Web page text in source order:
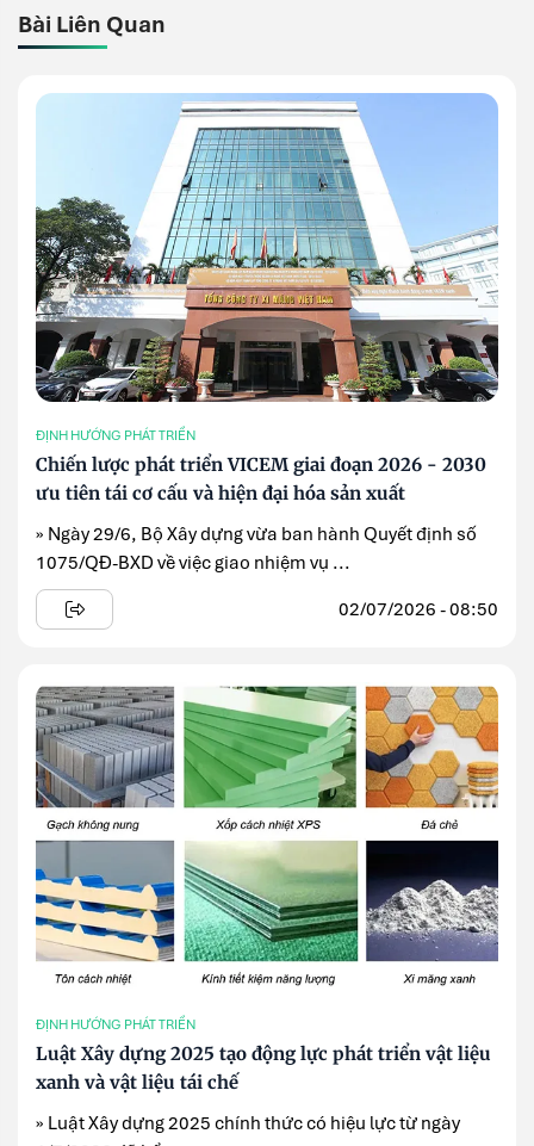
Bài Liên Quan
ĐỊNH HƯỚNG PHÁT TRIỂN
Chiến lược phát triển VICEM giai đoạn 2026 - 2030
ưu tiên tái cơ cấu và hiện đại hóa sản xuất
» Ngày 29/6, Bộ Xây dựng vừa ban hành Quyết định số
1075/QĐ-BXD về việc giao nhiệm vụ ...
02/07/2026 - 08:50
ĐỊNH HƯỚNG PHÁT TRIỂN
Luật Xây dựng 2025 tạo động lực phát triển vật liệu
xanh và vật liệu tái chế
» Luật Xây dựng 2025 chính thức có hiệu lực từ ngày